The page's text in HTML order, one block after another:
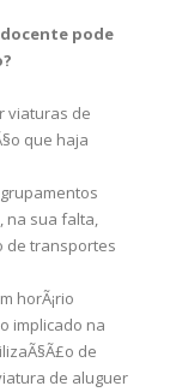
pode
viaturas de
que haja
na sua falta,
de transportes
horÃ¡rio
implicado na
de
de aluguer